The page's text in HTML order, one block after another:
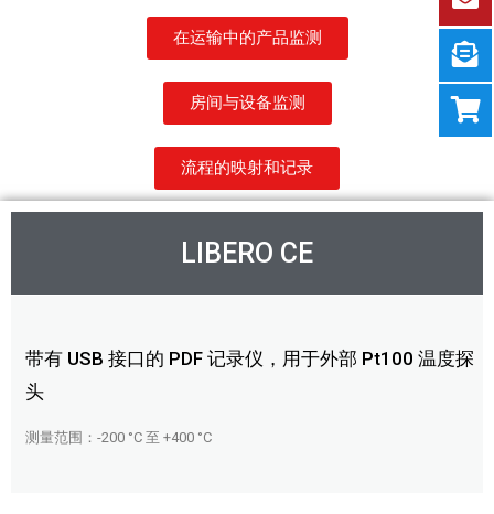
在运输中的产品监测
房间与设备监测
流程的映射和记录
LIBERO CE
带有 USB 接口的 PDF 记录仪，用于外部 Pt100 温度探
头
测量范围：-200 °C 至 +400 °C